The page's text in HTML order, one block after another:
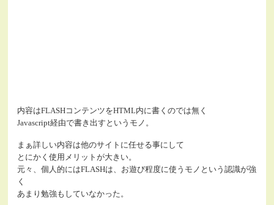
内容はFLASHコンテンツをHTML内に書くのでは無く
Javascript経由で書き出すというモノ。
まぁ詳しい内容は他のサイトに任せる事にして
とにかく使用メリットが大きい。
元々、個人的にはFLASHは、お遊び程度に使うモノという認識が強
く
あまり勉強もしていなかった。